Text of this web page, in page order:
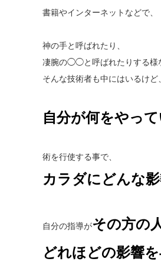
書籍やインターネットなどで、
神の手と呼ばれたり、
凄腕の◯◯と呼ばれたりする様
そんな技術者も中にはいるけど、
自分が何をやっ
術を行使する事で、
カラダにどんな
自分の指導がその方の
どれほどの影響